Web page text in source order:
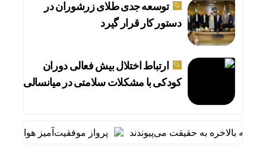
توسعه جدی طلای زرشوران در
دستور کار قرار گیرد
ارتباط اختلال بیش فعالی دوران
کودکی با مشکلات سلامتی در میانسالی
پرواز موفقیت‌آمیز هواپیمای